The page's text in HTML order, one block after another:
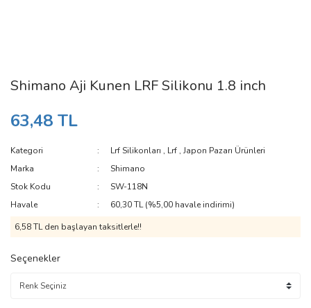
Shimano Aji Kunen LRF Silikonu 1.8 inch
63,48 TL
Kategori Lrf Silikonları, Lrf ,Japon Pazarı Ürünleri
Marka
Shimano
Stok Kodu
SW-118N
Havale
60,30 TL (%5,00 havale indirimi)
6,58 TL den başlayan taksitlerle!!
Seçenekler